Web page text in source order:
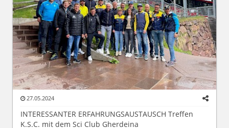
27.05.2024
INTERESSANTER ERFAHRUNGSAUSTAUSCH Treffen
K.S.C. mit dem Sci Club Gherdeina